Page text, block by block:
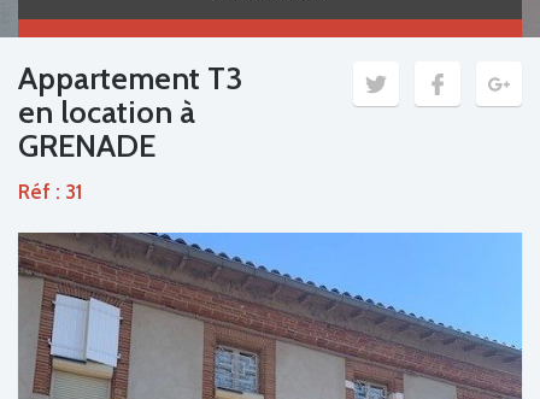
Appartement T3
en location à
GRENADE
Réf : 31
Previous